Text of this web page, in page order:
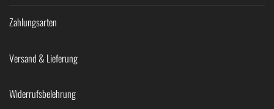
Zahlungsarten
Versand & Lieferung
Widerrufsbelehrung